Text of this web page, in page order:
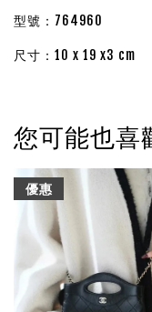
型號：764960
尺寸：10 x 19 x3 cm
您可能也喜
優惠